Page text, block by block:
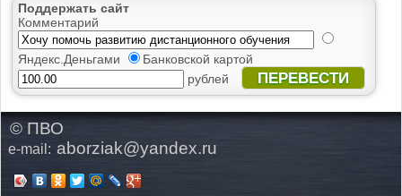
Поддержать сайт
Комментарий
Яндекс.Деньгами
Банковской картой
рублей
ПЕРЕВЕСТИ
© ПВО
e-mail: aborziak@yandex.ru